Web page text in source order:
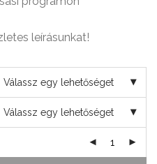
leírásunkat!
Válassz egy lehetőséget
Válassz egy lehetőséget